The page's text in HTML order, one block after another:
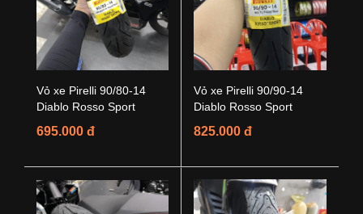
Vỏ xe Pirelli 90/80-14
Diablo Rosso Sport
695.000 đ
Vỏ xe Pirelli 90/90-14
Diablo Rosso Sport
825.000 đ